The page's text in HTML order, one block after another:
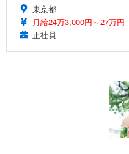
東京都
月給24万3,000円～27万円
正社員